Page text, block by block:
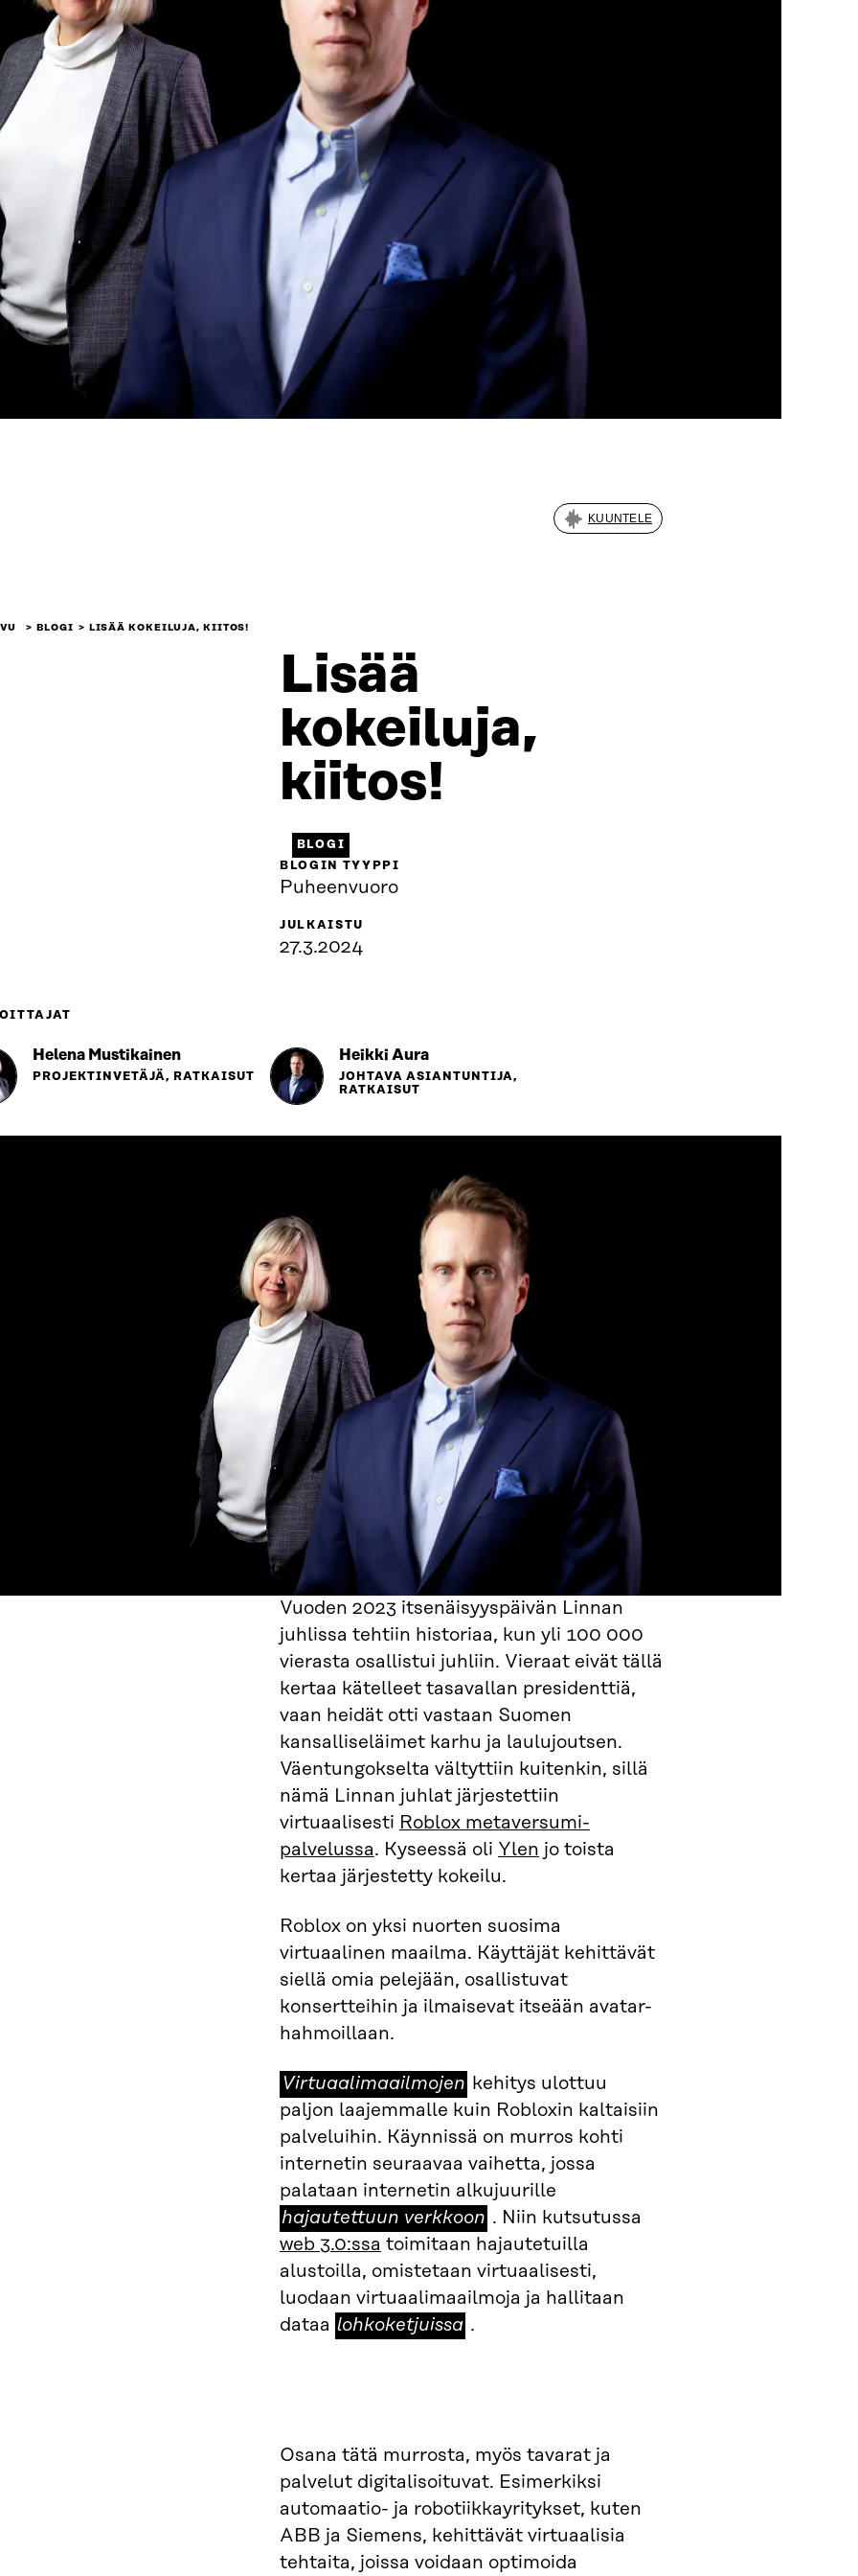
KUUNTELE
BLOGI LISÄÄ KOKEILUJA, KIITOS!
Lisää
kokeiluja,
kiitos!
BLOGI
BLOGIN TYYPPI
Puheenvuoro
JULKAISTU
27.3.2024
Helena Mustikainen
PROJEKTINVETÄJÄ, RATKAISUT
Heikki Aura
JOHTAVA ASIANTUNTIJA,
RATKAISUT
Vuoden 2023 itsenäisyyspäivän Linnan
juhlissa tehtiin historiaa, kun yli 100 000
vierasta osallistui juhliin. Vieraat eivät tällä
kertaa kätelleet tasavallan presidenttiä,
vaan heidät otti vastaan Suomen
kansalliseläimet karhu ja laulujoutsen.
Väentungokselta vältyttiin kuitenkin, sillä
nämä Linnan juhlat järjestettiin
virtuaalisesti Roblox metaversumi-
palvelussa. Kyseessä oli Ylen jo toista
kertaa järjestetty kokeilu.
Roblox on yksi nuorten suosima
virtuaalinen maailma. Käyttäjät kehittävät
siellä omia pelejään, osallistuvat
konsertteihin ja ilmaisevat itseään avatar-
hahmoillaan.
Virtuaalimaailmojen
Virtuaalimaailmojen kehitys ulottuu
paljon laajemmalle kuin Robloxin kaltaisiin
palveluihin. Käynnissä on murros kohti
internetin seuraavaa vaihetta, jossa
palataan internetin alkujuurille
verkkoon
hajautettuun verkkoon . Niin kutsutussa
web 3.0:ssa toimitaan hajautetuilla
alustoilla, omistetaan virtuaalisesti,
luodaan virtuaalimaailmoja ja hallitaan
dataa lohkoketjuissa
lohkoketjuissa .
Osana tätä murrosta, myös tavarat ja
palvelut digitalisoituvat. Esimerkiksi
automaatio- ja robotiikkayritykset, kuten
ABB ja Siemens, kehittävät virtuaalisia
tehtaita, joissa voidaan optimoida